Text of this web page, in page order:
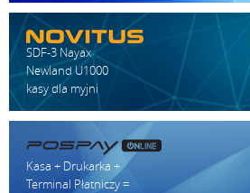
SDF-3 Nayax
Newland U1000
kasy dla myjni
Kasa + Drukarka +
Terminal Płatniczy =